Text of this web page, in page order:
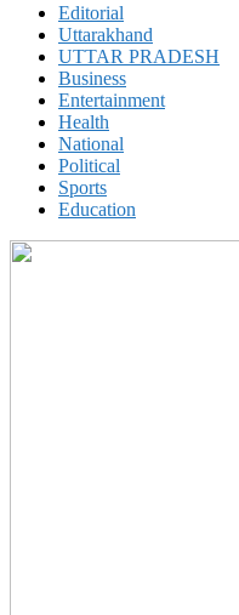
Editorial
Uttarakhand
UTTAR PRADESH
Business
Entertainment
Health
National
Political
Sports
Education